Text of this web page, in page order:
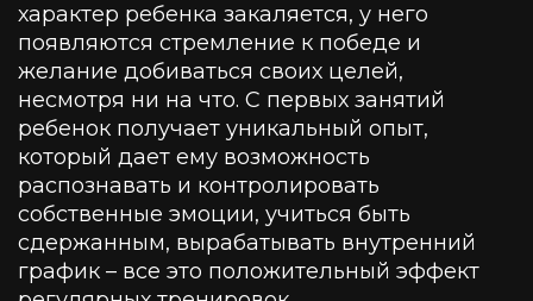
характер ребенка закаляется, у него
появляются стремление к победе и
желание добиваться своих целей,
несмотря ни на что. С первых занятий
ребенок получает уникальный опыт,
который дает ему возможность
распознавать и контролировать
собственные эмоции, учиться быть
сдержанным, вырабатывать внутренний
график – все это положительный эффект